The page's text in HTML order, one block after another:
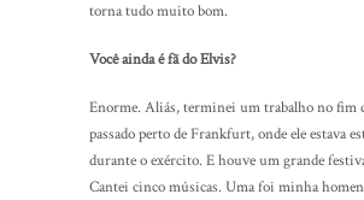
torna tudo muito bom.
Você ainda é fã do Elvis?
Enorme. Aliás, terminei um trabalho no fim
passado perto de Frankfurt, onde ele estava
durante o exército. E houve um grande
Cantei cinco músicas. Uma foi minha